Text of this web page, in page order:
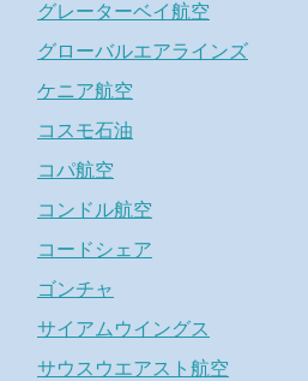
グレーターベイ航空
グローバルエアラインズ
ケニア航空
コスモ石油
コパ航空
コンドル航空
コードシェア
ゴンチャ
サイアムウイングス
サウスウエアスト航空